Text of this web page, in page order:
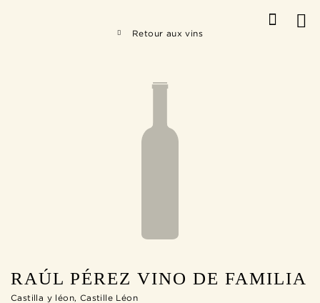
Retour aux vins
RAÚL PÉREZ VINO DE FAMILIA
Castilla y léon, Castille Léon